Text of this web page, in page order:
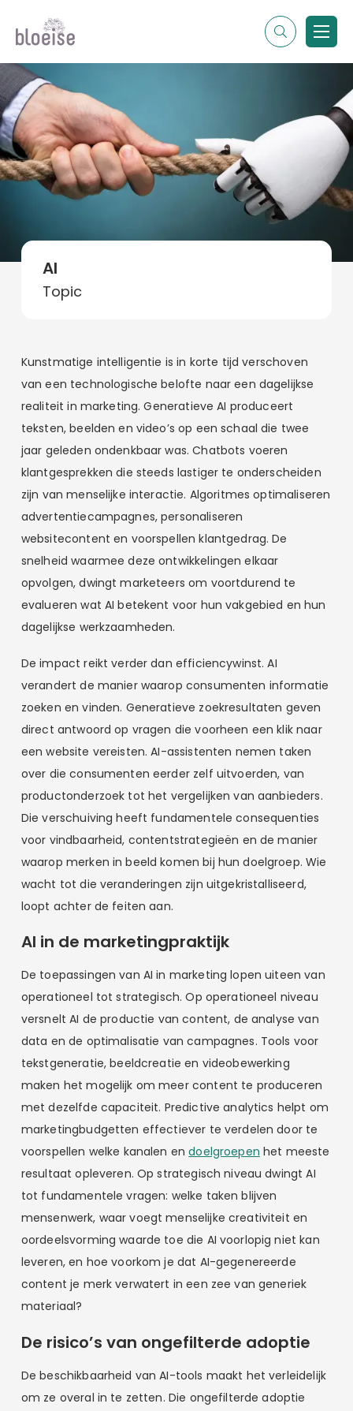
Contentmarketing
Online marketing
Branches
Alle soorten artikelen
Alle topics
AI
Topic
Kunstmatige intelligentie is in korte tijd verschoven
van een technologische belofte naar een dagelijkse
realiteit in marketing. Generatieve AI produceert
teksten, beelden en video’s op een schaal die twee
jaar geleden ondenkbaar was. Chatbots voeren
klantgesprekken die steeds lastiger te onderscheiden
zijn van menselijke interactie. Algoritmes optimaliseren
advertentiecampagnes, personaliseren
websitecontent en voorspellen klantgedrag. De
snelheid waarmee deze ontwikkelingen elkaar
opvolgen, dwingt marketeers om voortdurend te
evalueren wat AI betekent voor hun vakgebied en hun
dagelijkse werkzaamheden.
De impact reikt verder dan efficiencywinst. AI
verandert de manier waarop consumenten informatie
zoeken en vinden. Generatieve zoekresultaten geven
direct antwoord op vragen die voorheen een klik naar
een website vereisten. AI-assistenten nemen taken
over die consumenten eerder zelf uitvoerden, van
productonderzoek tot het vergelijken van aanbieders.
Die verschuiving heeft fundamentele consequenties
voor vindbaarheid, contentstrategieën en de manier
waarop merken in beeld komen bij hun doelgroep. Wie
wacht tot die veranderingen zijn uitgekristalliseerd,
loopt achter de feiten aan.
AI in de marketingpraktijk
De toepassingen van AI in marketing lopen uiteen van
operationeel tot strategisch. Op operationeel niveau
versnelt AI de productie van content, de analyse van
data en de optimalisatie van campagnes. Tools voor
tekstgeneratie, beeldcreatie en videobewerking
maken het mogelijk om meer content te produceren
met dezelfde capaciteit. Predictive analytics helpt om
marketingbudgetten effectiever te verdelen door te
voorspellen welke kanalen endoelgroepen het meeste
resultaat opleveren. Op strategisch niveau dwingt AI
tot fundamentele vragen: welke taken blijven
mensenwerk, waar voegt menselijke creativiteit en
oordeelsvorming waarde toe die AI voorlopig niet kan
leveren, en hoe voorkom je dat AI-gegenereerde
content je merk verwatert in een zee van generiek
materiaal?
De risico’s van ongefilterde adoptie
De beschikbaarheid van AI-tools maakt het verleidelijk
om ze overal in te zetten. Die ongefilterde adoptie